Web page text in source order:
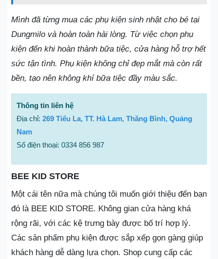
Mình đã từng mua các phụ kiện sinh nhật cho bé tại
Dungmilo và hoàn toàn hài lòng. Từ việc chọn phụ
kiện đến khi hoàn thành bữa tiệc, cửa hàng hỗ trợ hết
sức tận tình. Phụ kiện không chỉ đẹp mắt mà còn rất
bền, tạo nên không khí bữa tiệc đầy màu sắc.
Thông tin liên hệ
Địa chỉ: 269 Tiểu La, TT. Hà Lam, Thăng Bình, Quảng
Nam
Số điện thoại: 0334 856 987
BEE KID STORE
Một cái tên nữa mà chúng tôi muốn giới thiệu đến bạn
đó là BEE KID STORE. Không gian cửa hàng khá
rộng rãi, với các kệ trưng bày được bố trí hợp lý.
Các sản phẩm phụ kiện được sắp xếp gọn gàng giúp
khách hàng dễ dàng lựa chọn. Shop cung cấp các